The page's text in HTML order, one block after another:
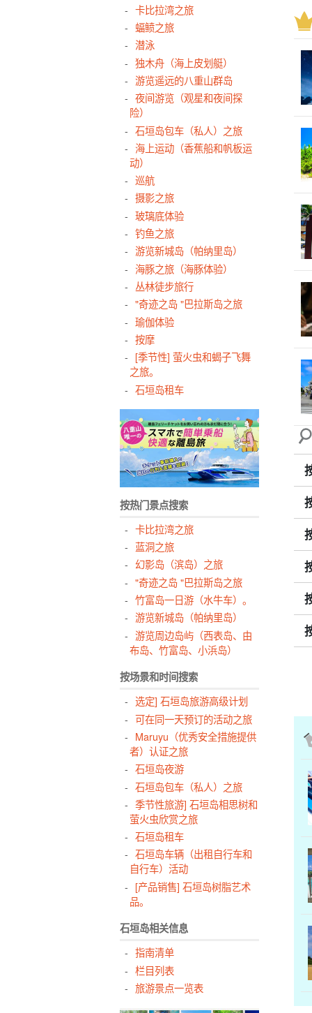
卡比拉湾之旅
蝠鲼之旅
潜泳
独木舟（海上皮划艇）
游览遥远的八重山群岛
夜间游览（观星和夜间探
险）
石垣岛包车（私人）之旅
海上运动（香蕉船和帆板运
动）
巡航
摄影之旅
玻璃底体验
钓鱼之旅
游览新城岛（帕纳里岛）
海豚之旅（海豚体验）
丛林徒步旅行
"奇迹之岛 "巴拉斯岛之旅
瑜伽体验
按摩
[季节性] 萤火虫和蝎子飞舞
之旅。
石垣岛租车
按热门景点搜索
卡比拉湾之旅
蓝洞之旅
幻影岛（滨岛）之旅
"奇迹之岛 "巴拉斯岛之旅
竹富岛一日游（水牛车）。
游览新城岛（帕纳里岛）
游览周边岛屿（西表岛、由
布岛、竹富岛、小浜岛）
按场景和时间搜索
选定] 石垣岛旅游高级计划
可在同一天预订的活动之旅
Maruyu（优秀安全措施提供
者）认证之旅
石垣岛夜游
石垣岛包车（私人）之旅
季节性旅游] 石垣岛相思树和
萤火虫欣赏之旅
石垣岛租车
石垣岛车辆（出租自行车和
自行车）活动
[产品销售] 石垣岛树脂艺术
品。
石垣岛相关信息
指南清单
栏目列表
旅游景点一览表
热
观
四
小
宫
昼